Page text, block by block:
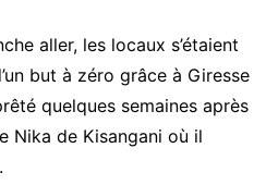
aller, les locaux s’étaient
but à zéro grâce à Giresse
quelques semaines après
Nika de Kisangani où il